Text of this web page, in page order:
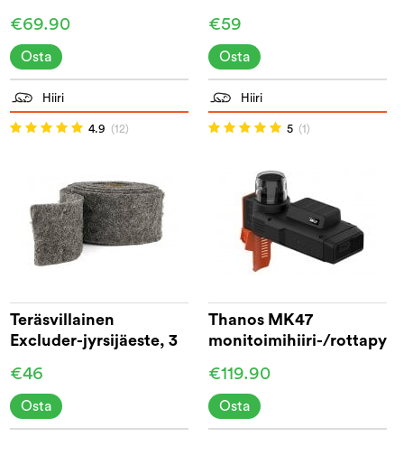
€69.90
Osta
€59
Osta
Hiiri
4.9 (12)
Teräsvillainen
Excluder-jyrsijäeste, 3
€46
Osta
Hiiri
5 (1)
Thanos MK47
monitoimihiiri-/
€119.90
Osta